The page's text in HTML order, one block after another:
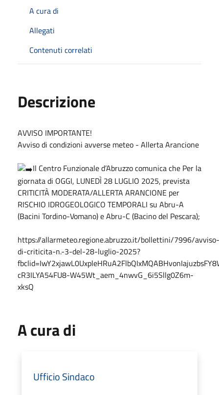
A cura di
Allegati
Contenuti correlati
Descrizione
AVVISO IMPORTANTE!
Avviso di condizioni avverse meteo - Allerta Arancione
Il Centro Funzionale d’Abruzzo comunica che Per la
giornata di OGGI, LUNEDÌ 28 LUGLIO 2025, prevista
CRITICITÀ MODERATA/ALLERTA ARANCIONE per
RISCHIO IDROGEOLOGICO TEMPORALI su Abru-A
(Bacini Tordino-Vomano) e Abru-C (Bacino del Pescara);
https://allarmeteo.regione.abruzzo.it/bollettini/7996/avviso-
di-criticita-n.-3-del-28-luglio-2025?
cR3ILYA54FU8-W45Wt_aem_4nwvG_6i5Sllg0Z6m-
xksQ
A cura di
Ufficio Sindaco